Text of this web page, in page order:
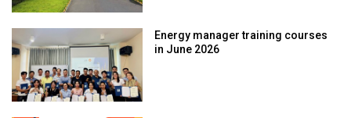
Energy manager training courses
in June 2026